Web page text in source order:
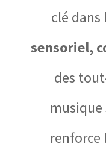
clé dans
sensoriel,
des
musique
renforce